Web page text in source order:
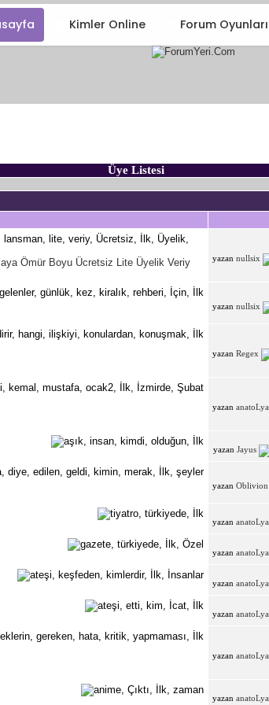
Kimler Online Forum Oyunları
Üye Listesi
Ömür Boyu Ücretsiz Lite Üyelik Veriy
yazannullsix
yazannullsix
yazanRegex
yazananatoLya
yazanJayus
yazanOblivion
yazananatoLya
yazananatoLya
yazananatoLya
yazananatoLya
yazananatoLya
yazananatoLya